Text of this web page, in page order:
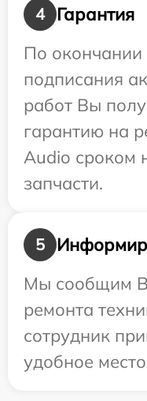
4
Гарантия
По окончании
подписания
работ Вы
гарантию на
Audio сроком
запчасти.
5
Мы сообщим
ремонта
сотрудник
удобное